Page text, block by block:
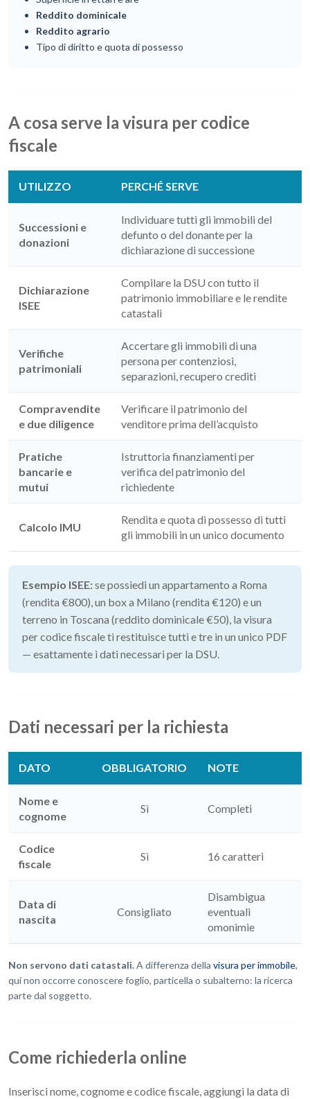
Reddito dominicale
Reddito agrario
Tipo di diritto e quota di possesso
A cosa serve la visura per codice
fiscale
UTILIZZO PERCHÉ SERVE
Successioni e
donazioni
Individuare tutti gli immobili del
defunto o del donante per la
dichiarazione di successione
Dichiarazione
ISEE
Compilare la DSU con tutto il
patrimonio immobiliare e le rendite
catastali
Verifiche
patrimoniali
Accertare gli immobili di una
persona per contenziosi,
separazioni, recupero crediti
Compravendite
e due diligence
Verificare il patrimonio del
venditore prima dell’acquisto
Pratiche
bancarie e
mutui
Istruttoria finanziamenti per
verifica del patrimonio del
richiedente
Calcolo IMU
Rendita e quota di possesso di tutti
gli immobili in un unico documento
Esempio ISEE:se possiedi un appartamento a Roma
(rendita €800), un box a Milano (rendita €120) e un
terreno in Toscana (reddito dominicale €50), la visura
per codice fiscale ti restituisce tutti e tre in un unico PDF
— esattamente i dati necessari per la DSU.
Dati necessari per la richiesta
DATO OBBLIGATORIO NOTE
Nome e
cognome
Sì Completi
Codice
fiscale
Sì 16 caratteri
Data di
nascita
Consigliato
Disambigua
eventuali
omonimie
Non servono dati catastali.A differenza della visura per immobile,
qui non occorre conoscere foglio, particella o subalterno: la ricerca
parte dal soggetto.
Come richiederla online
Inserisci nome, cognome e codice fiscale, aggiungi la data di